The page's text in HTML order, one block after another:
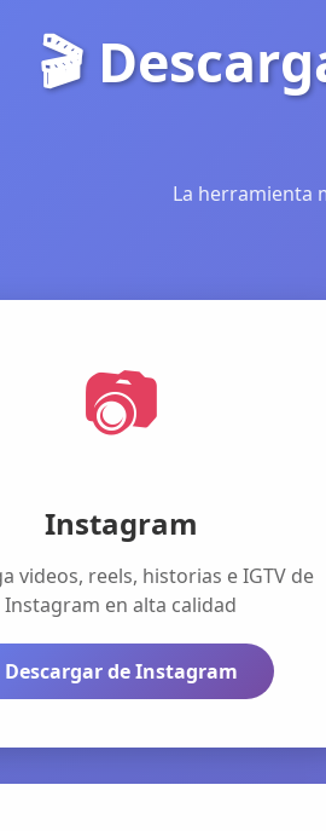
🎬
La herramienta
📷
Instagram
videos, reels, historias e IGTV de
Instagram en alta calidad
Descargar de Instagram